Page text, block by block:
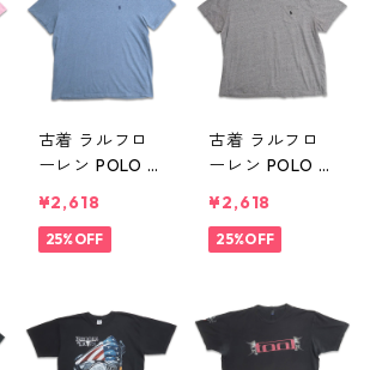
ャツ 杢グレー
表記：-- gd41
0306n w6072
9
古着 ラルフロ
ーレン POLO R
ワンポイント
ロゴ 半袖 Tシャ
410304n w607
¥2,618
25%OFF
古着 ラルフロ
ーレン POLO R
ワンポイント
ロゴ ポケット
- gd410303n
w60729
¥2,618
25%OFF